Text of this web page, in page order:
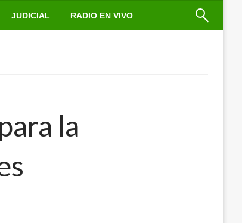
JUDICIAL RADIO EN VIVO
la